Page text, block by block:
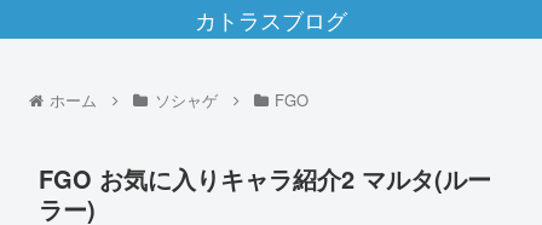
カトラスブログ
ホーム ソシャゲ FGO
FGO お気に入りキャラ紹介2 マルタ(ルー
ラー)